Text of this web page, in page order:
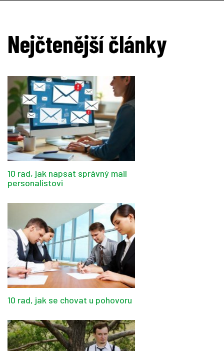
Nejčtenější články
10 rad, jak napsat správný mail
personalistovi
10 rad, jak se chovat u pohovoru